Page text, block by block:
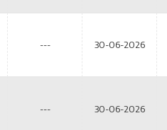
--- 30-06-2026
--- 30-06-2026